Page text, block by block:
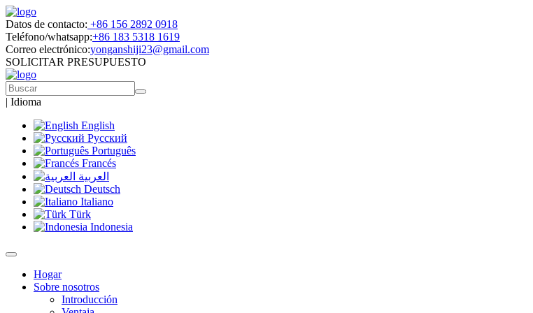
Datos de contacto: +86 156 2892 0918
Teléfono/whatsapp:+86 183 5318 1619
Correo electrónico:yonganshiji23@gmail.com
SOLICITAR PRESUPUESTO
| Idioma
English
Русский
Português
Francés
العربية
Deutsch
Italiano
Türk
Indonesia
Hogar
Sobre nosotros
Introducción